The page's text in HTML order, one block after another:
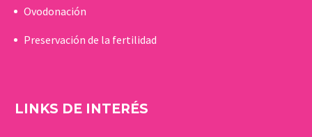
Ovodonación
Preservación de la fertilidad
LINKS DE INTERÉS